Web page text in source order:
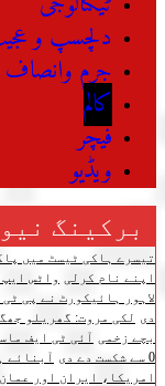
دلچسپ و
جرم وانصاف
کالم
فیچر
ویڈیو
برکینگ
اپنے نام کرلی واٹس ایپ نے
لاہور ہائیکورٹ نے پی
دی
بچے زخمی
0 سے شکست دے دی
آبنائے
امریکا، ایران اور